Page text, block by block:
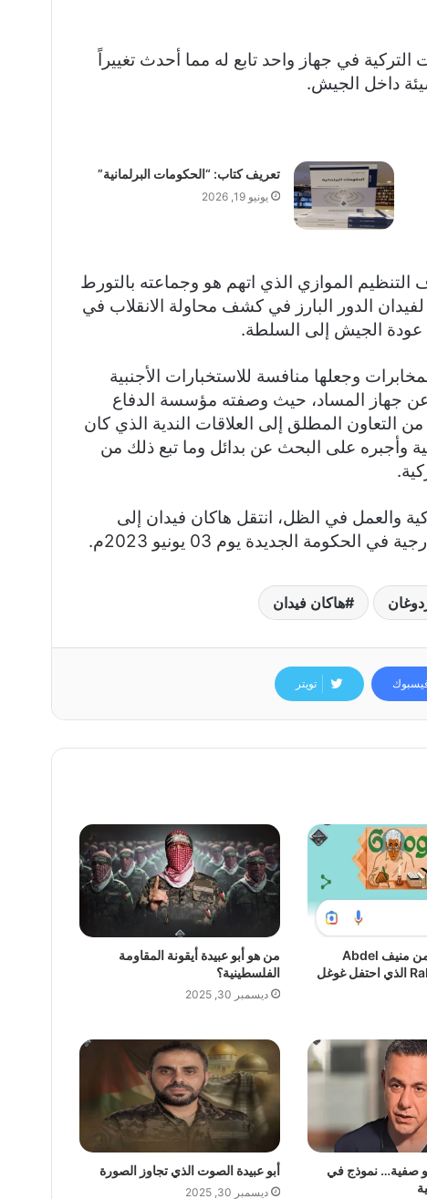
في جهاز واحد تابع له مما أحدث تغييراً
داخل الجيش.
تعريف كتاب: “الحكومات البرلمانية”
يونيو 19, 2026
الموازي الذي اتهم هو وجماعته بالتورط
الدور البارز في كشف محاولة الانقلاب في
وجعلها منافسة للاستخبارات الأجنبية
جهاز المساد، حيث وصفته مؤسسة الدفاع
التعاون المطلق إلى العلاقات الندية الذي كان
وأجبره على البحث عن بدائل وما تبع ذلك من
والعمل في الظل، انتقل هاكان فيدان إلى
الجديدة يوم 03 يونيو 2023م.
هاكان فيدان
تويتر
من هو عبد الرحمن منيف Abdel
Rahman Mounif الذي احتفل غوغل
من هو أبو عبيدة أيقونة المقاومة
الفلسطينية؟
ديسمبر 30, 2025
صفية… نموذج في
أبو عبيدة الصوت الذي تجاوز الصورة
ديسمبر 30, 2025